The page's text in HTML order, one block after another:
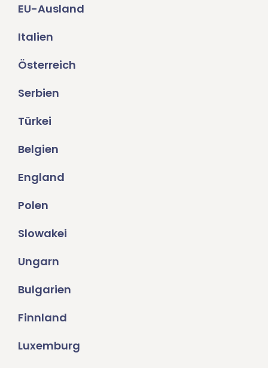
EU-Ausland
Italien
Österreich
Serbien
Türkei
Belgien
England
Polen
Slowakei
Ungarn
Bulgarien
Finnland
Luxemburg